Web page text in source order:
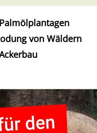
Palmölplantagen
von Wäldern